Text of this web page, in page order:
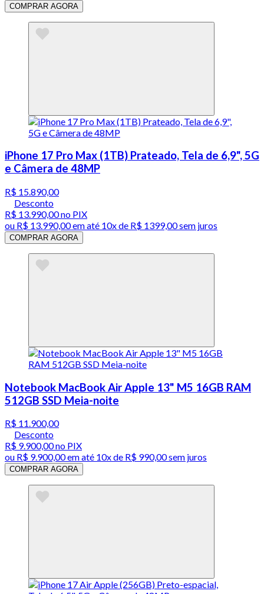
COMPRAR AGORA
iPhone 17 Pro Max (1TB) Prateado, Tela de 6,9", 5G
e Câmera de 48MP
R$ 15.890,00
Desconto
R$ 13.990,00no PIX
ou R$ 13.990,00em até 10x de R$ 1399,00 sem juros
COMPRAR AGORA
Notebook MacBook Air Apple 13" M5 16GB RAM
512GB SSD Meia-noite
R$ 11.900,00
Desconto
R$ 9.900,00no PIX
ou R$ 9.900,00em até 10x de R$ 990,00 sem juros
COMPRAR AGORA